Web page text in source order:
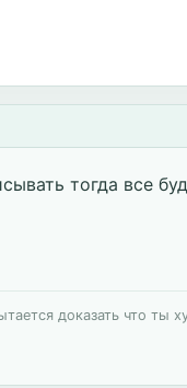
тогда все
доказать что ты